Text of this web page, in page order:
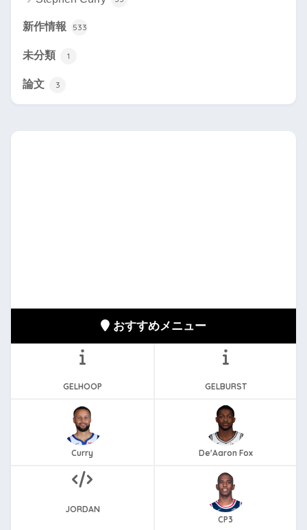
新作情報 533
未分類 1
論文 3
おすすめメニュー
GELHOOP GELBURST
Curry De'Aaron Fox
JORDAN
CP3